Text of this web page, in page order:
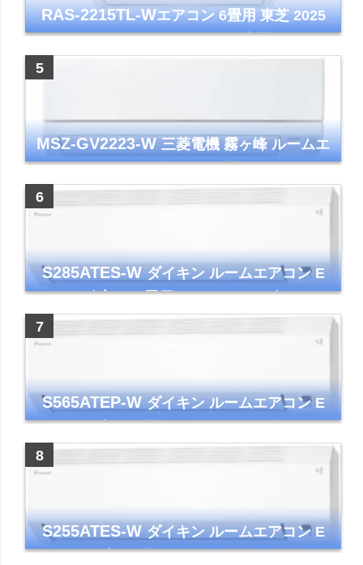
RAS-2215TL-Wエアコン 6畳用 東芝 2025
年モデル TLシリーズ ホワイト 壁掛け クーラ
MSZ-GV2223-W三菱電機 霧ヶ峰 ルームエ
アコン GVシリーズ おもに6畳用 ピュアホワ
イト 2023年モデル
S285ATES-Wダイキン ルームエアコン E
シリーズ 主に10畳用 ホワイト 2025年モデル
コンパクトモデル ストリーマ
S565ATEP-Wダイキン ルームエアコン E
シリーズ 主に18畳用 ホワイト 2025年モデル
コンパクトモデル ストリーマ
S255ATES-Wダイキン ルームエアコン E
シリーズ 主に8畳用 ホワイト 2025年モデル